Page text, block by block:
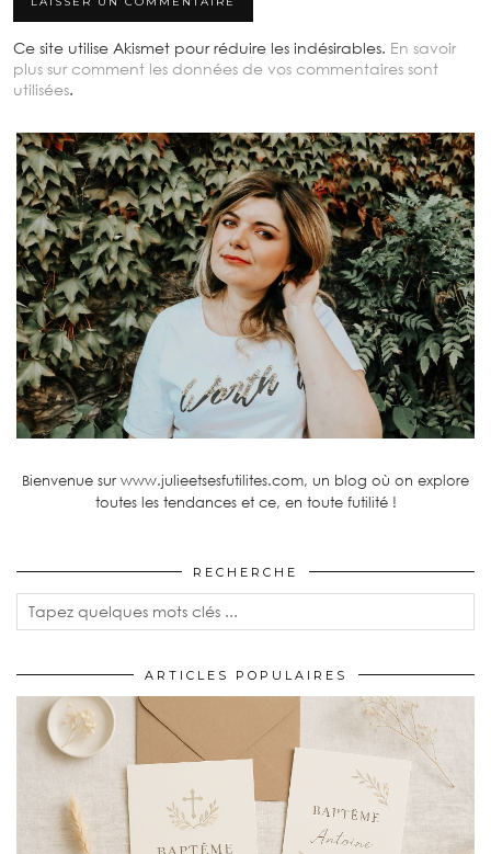
Ce site utilise Akismet pour réduire les indésirables. En savoir
plus sur comment les données de vos commentaires sont
utilisées.
Bienvenue sur www.julieetsesfutilites.com, un blog où on explore
toutes les tendances et ce, en toute futilité !
RECHERCHE
ARTICLES POPULAIRES